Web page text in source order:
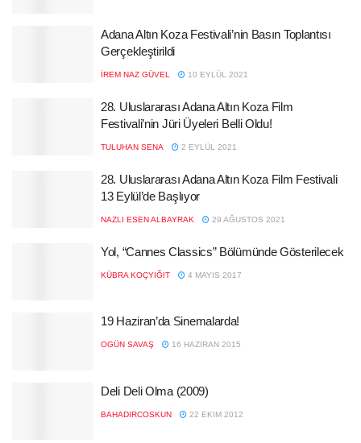
Adana Altın Koza Festivali’nin Basın Toplantısı
Gerçekleştirildi
İREM NAZ GÜVEL 10 EYLÜL 2021
28. Uluslararası Adana Altın Koza Film
Festivali’nin Jüri Üyeleri Belli Oldu!
TULUHAN SENA 2 EYLÜL 2021
28. Uluslararası Adana Altın Koza Film Festivali
13 Eylül’de Başlıyor
NAZLI ESEN ALBAYRAK 29 AĞUSTOS 2021
Yol, “Cannes Classics” Bölümünde Gösterilecek
KÜBRA KOÇYIĞIT 4 MAYIS 2017
19 Haziran’da Sinemalarda!
OGÜN SAVAŞ 16 HAZIRAN 2015
Deli Deli Olma (2009)
BAHADIRCOSKUN 22 EKIM 2012